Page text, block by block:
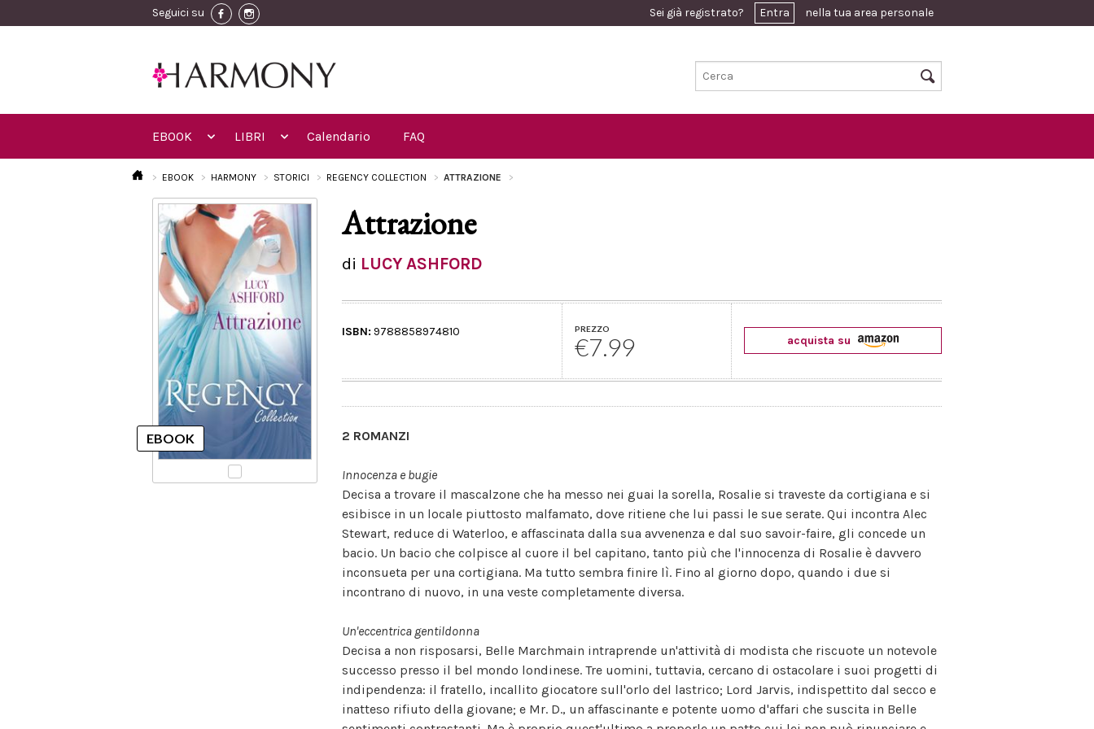
Seguici su Sei già registrato? Entra nella tua area personale
EBOOK LIBRI Calendario FAQ
EBOOK HARMONY STORICI REGENCY COLLECTION ATTRAZIONE
Attrazione
di LUCY ASHFORD
ISBN: 9788858974810 PREZZO
€7.99 acquista su
2 ROMANZI
Innocenza e bugie
Decisa a trovare il mascalzone che ha messo nei guai la sorella, Rosalie si traveste da cortigiana e si
esibisce in un locale piuttosto malfamato, dove ritiene che lui passi le sue serate. Qui incontra Alec
Stewart, reduce di Waterloo, e affascinata dalla sua avvenenza e dal suo savoir-faire, gli concede un
bacio. Un bacio che colpisce al cuore il bel capitano, tanto più che l'innocenza di Rosalie è davvero
inconsueta per una cortigiana. Ma tutto sembra finire lì. Fino al giorno dopo, quando i due si
incontrano di nuovo, in una veste completamente diversa.
Un'eccentrica gentildonna
Decisa a non risposarsi, Belle Marchmain intraprende un'attività di modista che riscuote un notevole
successo presso il bel mondo londinese. Tre uomini, tuttavia, cercano di ostacolare i suoi progetti di
indipendenza: il fratello, incallito giocatore sull'orlo del lastrico; Lord Jarvis, indispettito dal secco e
inatteso rifiuto della giovane; e Mr. D., un affascinante e potente uomo d'affari che suscita in Belle